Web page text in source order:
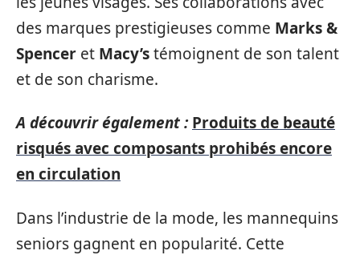
des marques prestigieuses comme Marks &
Spencer et Macy’stémoignent de son talent
et de son charisme.
A découvrir également : Produits de beauté
risqués avec composants prohibés encore
en circulation
Dans l’industrie de la mode, les mannequins
seniors gagnent en popularité. Cette